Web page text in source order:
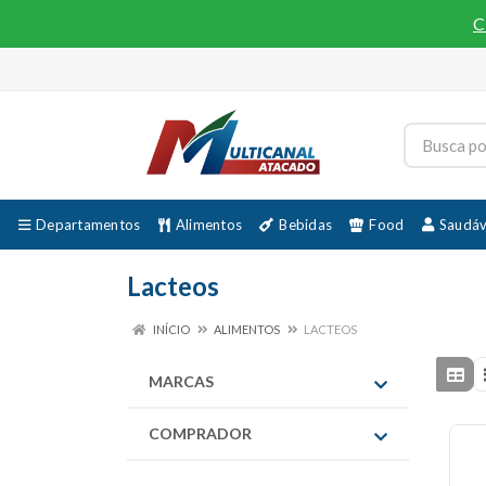
Departamentos Alimentos Bebidas Food
Lacteos
INÍCIO ALIMENTOS LACTEOS
MARCAS
COMPRADOR